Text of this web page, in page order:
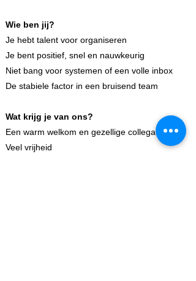
Wie ben jij?
Je hebt talent voor organiseren
Je bent positief, snel en nauwkeurig
Niet bang voor systemen of een volle inbox
De stabiele factor in een bruisend team
Wat krijg je van ons?
Een warm welkom en gezellige collega’s
Veel vrijheid